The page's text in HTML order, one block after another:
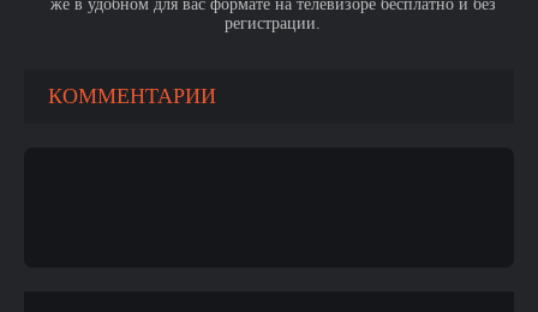
же в удобном для вас формате на телевизоре бесплатно и без
регистрации.
КОММЕНТАРИИ